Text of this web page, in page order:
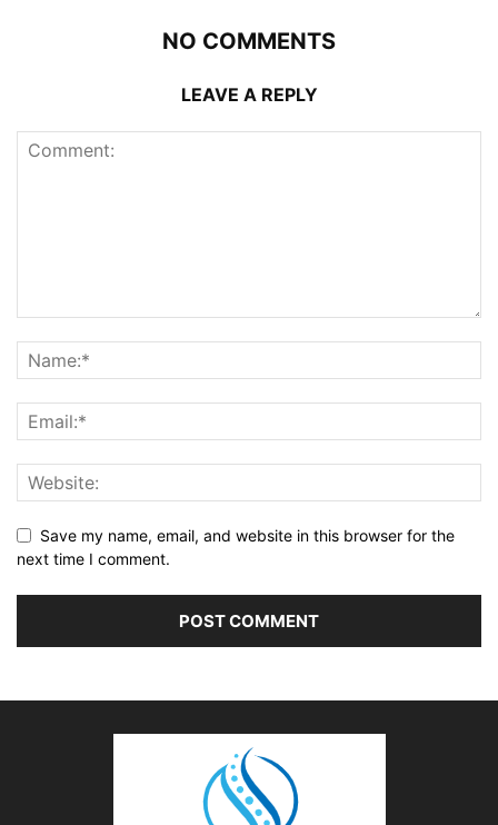
NO COMMENTS
LEAVE A REPLY
Save my name, email, and website in this browser for the
next time I comment.